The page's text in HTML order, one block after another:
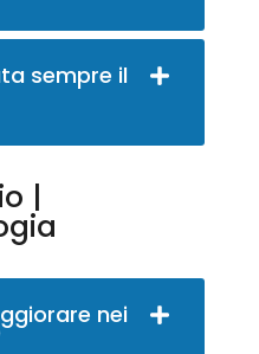
sempre il
|
nei